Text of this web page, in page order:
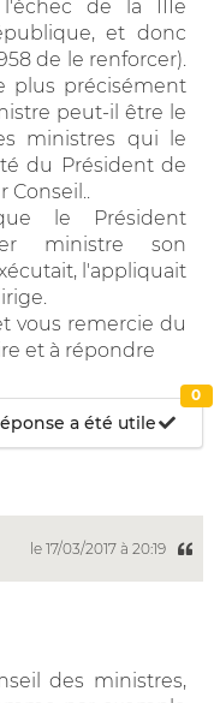
de la IIIe
et donc
de le renforcer).
plus précisément
peut-il être le
ministres qui le
du Président de
le Président
ministre son
l'appliquait
vous remercie du
et à répondre
a été utile
0
le 17/03/2017 à 20:19
des ministres,